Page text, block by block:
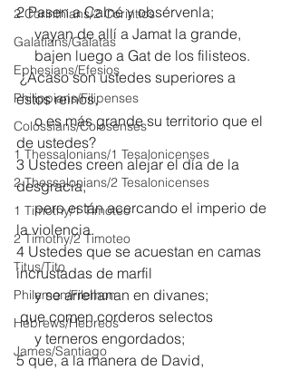
2 Corinthians/2 Corintios
Galatians/Gálatas
Ephesians/Efesios
Philippians/Filipenses
Colossians/Colosenses
1 Thessalonians/1 Tesalonicenses
2 Thessalonians/2 Tesalonicenses
1 Timothy/1 Timoteo
2 Timothy/2 Timoteo
Titus/Tito
Philemon/Filemon
Hebrews/Hebreos
James/Santiago
2 Pasen a Calné y obsérvenla;
     vayan de allí a Jamat la grande,
     bajen luego a Gat de los filisteos.
¿Acaso son ustedes superiores a
estos reinos,
     o es más grande su territorio que el
de ustedes?
3 Ustedes creen alejar el día de la
desgracia,
     pero están acercando el imperio de
la violencia.
4 Ustedes que se acuestan en camas
incrustadas de marfil
     y se arrellanan en divanes;
que comen corderos selectos
     y terneros engordados;
5 que, a la manera de David,